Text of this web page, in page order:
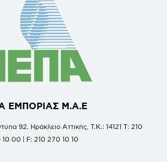
ΕΜΠΟΡΙΑΣ Μ.Α.Ε
92, Ηράκλειο Αττικής, Τ.Κ.: 14121 Τ: 210
10 00 | F: 210 270 10 10